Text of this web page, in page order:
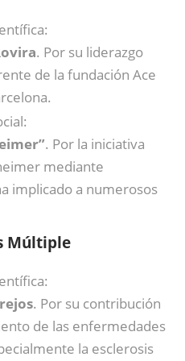
. Por su liderazgo
de la fundación Ace
. Por la iniciativa
mediante
implicado a numerosos
Múltiple
. Por su contribución
de las enfermedades
la esclerosis